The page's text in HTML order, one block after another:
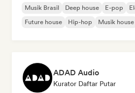
Musik Brasil Deep house E-pop
Future house
Hip-hop Musik house
ADAD Audio
Kurator Daftar Putar